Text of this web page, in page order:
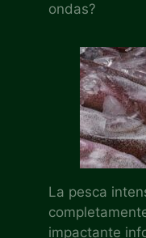
ondas?
La pesca
impactante